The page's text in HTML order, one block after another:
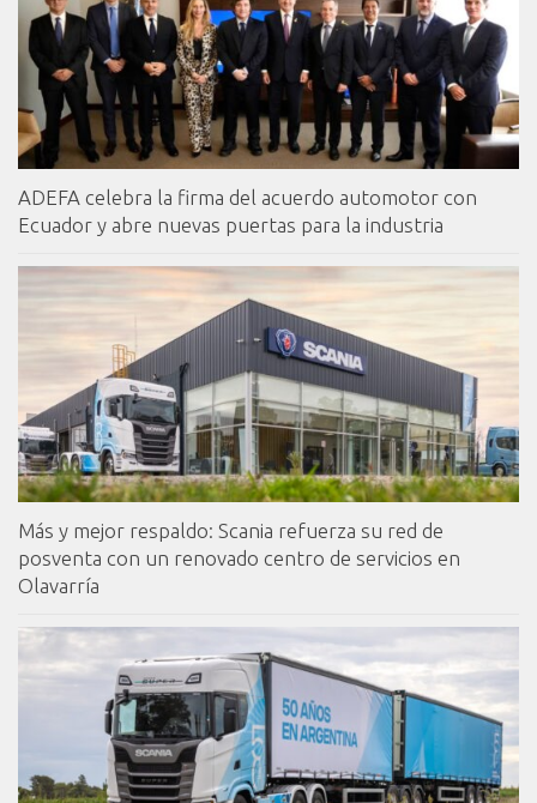
ADEFA celebra la firma del acuerdo automotor con
Ecuador y abre nuevas puertas para la industria
Más y mejor respaldo: Scania refuerza su red de
posventa con un renovado centro de servicios en
Olavarría